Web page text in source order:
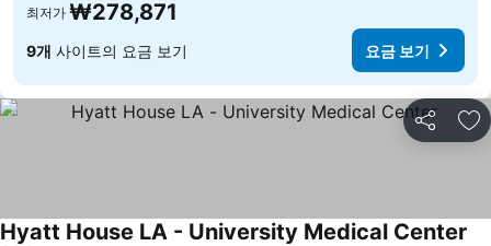
최저가 ₩278,871
9개 사이트의 요금 보기 요금 보기
공유 즐
Hyatt House LA - University Medical Center